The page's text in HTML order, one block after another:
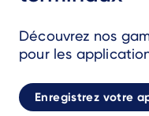
Découvrez nos
pour les
Enregistrez votre